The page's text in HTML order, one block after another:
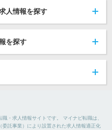
人情報を探す
を探す
職・求人情報サイトです。 マイナビ転職は、
（委託事業）により設置された求人情報適正化